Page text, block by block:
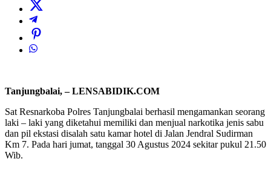
Tanjungbalai, – LENSABIDIK.COM
Sat Resnarkoba Polres Tanjungbalai berhasil mengamankan seorang
laki – laki yang diketahui memiliki dan menjual narkotika jenis sabu
dan pil ekstasi disalah satu kamar hotel di Jalan Jendral Sudirman
Km 7. Pada hari jumat, tanggal 30 Agustus 2024 sekitar pukul 21.50
Wib.